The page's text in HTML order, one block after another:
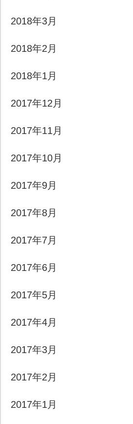
2018年3月
2018年2月
2018年1月
2017年12月
2017年11月
2017年10月
2017年9月
2017年8月
2017年7月
2017年6月
2017年5月
2017年4月
2017年3月
2017年2月
2017年1月